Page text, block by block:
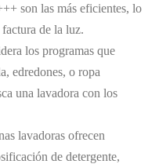
son las más eficientes, lo
de la luz.
los programas que
edredones, o ropa
una lavadora con los
lavadoras ofrecen
de detergente,